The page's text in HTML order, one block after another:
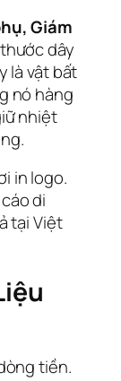
Giám
dây
là vật bất
nó hàng
nhiệt
in logo.
di
tại Việt
tiền.